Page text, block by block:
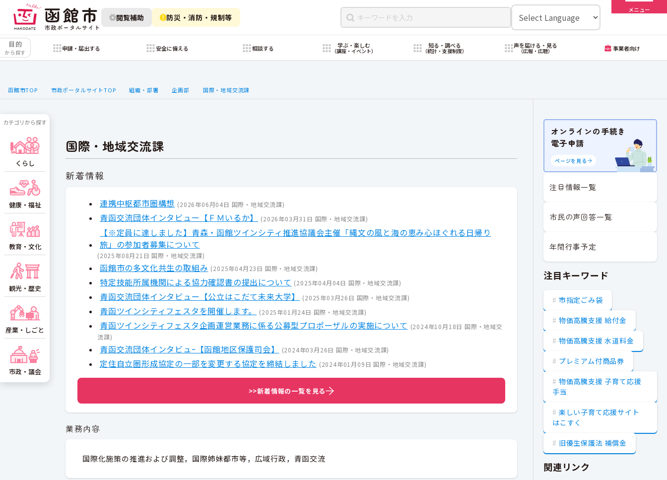
閲覧補助 防災・消防・規制等
メニュー
目的
から探す
申請・届出する 安全に備える 相談する 学ぶ・楽しむ
（講座・イベント）
知る・調べる
（統計・支援制度）
声を届ける・見る
（広報・広聴） 事業者向け
函館市TOP 市政ポータルサイトTOP 組織・部署 企画部 国際・地域交流課
国際・地域交流課
新着情報
連携中枢都市圏構想 (2026年06月04日 国際・地域交流課)
青函交流団体インタビュー【ＦＭいるか】 (2026年03月31日 国際・地域交流課)
【※定員に達しました】青森・函館ツインシティ推進協議会主催「縄文の風と海の恵み心ほぐれる日帰り
旅」の参加者募集について
(2025年08月21日 国際・地域交流課)
函館市の多文化共生の取組み (2025年04月23日 国際・地域交流課)
特定技能所属機関による協力確認書の提出について (2025年04月04日 国際・地域交流課)
青函交流団体インタビュー【公立はこだて未来大学】 (2025年03月26日 国際・地域交流課)
青函ツインシティフェスタを開催します。 (2025年01月24日 国際・地域交流課)
青函ツインシティフェスタ企画運営業務に係る公募型プロポーザルの実施について (2024年10月18日 国際・地域交
流課)
青函交流団体インタビュｰ【函館地区保護司会】 (2024年03月26日 国際・地域交流課)
定住自立圏形成協定の一部を変更する協定を締結しました (2024年01月09日 国際・地域交流課)
>>新着情報の一覧を見る
業務内容
国際化施策の推進および調整，国際姉妹都市等，広域行政，青函交流
カテゴリから探す
くらし
健康・福祉
教育・文化
観光・歴史
産業・しごと
市政・議会
オンラインの手続き
電子申請
ページを見る
注目情報一覧
市民の声回答一覧
年間行事予定
注目キーワード
市指定ごみ袋
物価高騰支援 給付金
物価高騰支援 水道料金
プレミアム付商品券
物価高騰支援 子育て応援
手当
楽しい子育て応援サイト
はこすく
旧優生保護法 補償金
関連リンク